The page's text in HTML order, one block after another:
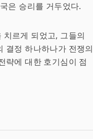
은 승리를 거두었다.
르게 되었고, 그들의
결정 하나하나가 전쟁의
략에 대한 호기심이 점